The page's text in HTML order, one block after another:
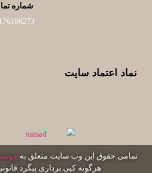
شماره تماس
09176106273
نماد اعتماد سایت
تمامی حقوق این وب سایت متعلق به موسسه
هرگونه کپی برداری پیگرد قانونی